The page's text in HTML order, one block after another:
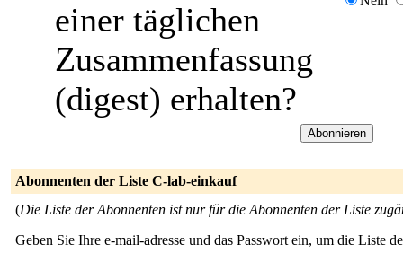
einer täglichen
Zusammenfassung
(digest) erhalten?
Abonnenten der Liste C-lab-einkauf
(Die Liste der Abonnenten ist nur für die Abonnenten der Liste
Geben Sie Ihre e-mail-adresse und das Passwort ein, um die Liste